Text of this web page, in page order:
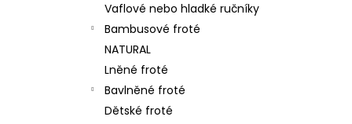
Vaflové nebo hladké ručníky
Bambusové froté
NATURAL
Lněné froté
Bavlněné froté
Dětské froté
UTĚRKA PRUHY ÚZKÉ 50X70 BAVLNA/LEN